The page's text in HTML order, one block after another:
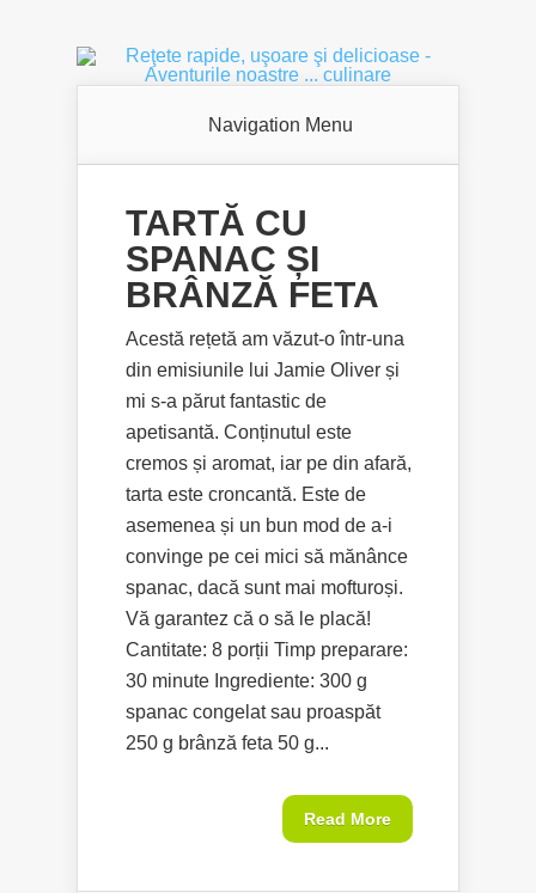
Navigation Menu
TARTĂ CU
SPANAC ȘI
BRÂNZĂ FETA
Acestă rețetă am văzut-o într-una
din emisiunile lui Jamie Oliver și
mi s-a părut fantastic de
apetisantă. Conținutul este
cremos și aromat, iar pe din afară,
tarta este croncantă. Este de
asemenea și un bun mod de a-i
convinge pe cei mici să mănânce
spanac, dacă sunt mai mofturoși.
Vă garantez că o să le placă!
Cantitate: 8 porții Timp preparare:
30 minute Ingrediente: 300 g
spanac congelat sau proaspăt
250 g brânză feta 50 g...
Read More